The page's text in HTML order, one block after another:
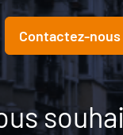
Contactez-nous